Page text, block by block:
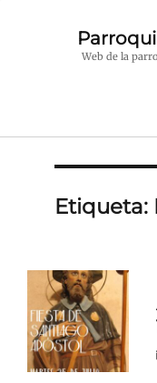
Web de la
Etiqueta: